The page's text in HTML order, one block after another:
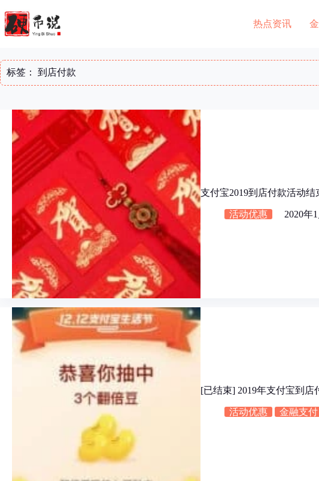
至
内
热点资讯
标签： 到店付款
支付宝2019到店付款活动结
活动优惠 2020年
[已结束] 2019年支付宝到店
活动优惠 金融支付